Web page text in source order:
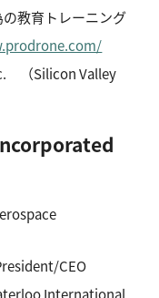
教育トレーニング
（Silicon Valley
CEO